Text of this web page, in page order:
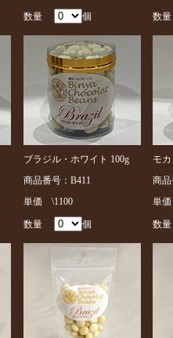
数量 個 数
ブラジル・ホワイト 100g
商品番号：B411
単価 \1100
数量 個
モ
商
単
数